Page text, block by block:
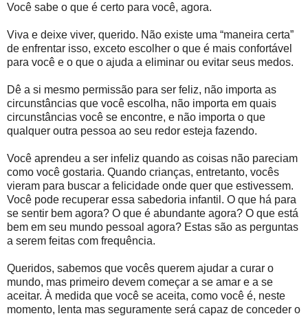
Você sabe o que é certo para você, agora.
Viva e deixe viver, querido. Não existe uma “maneira certa”
de enfrentar isso, exceto escolher o que é mais confortável
para você e o que o ajuda a eliminar ou evitar seus medos.
Dê a si mesmo permissão para ser feliz, não importa as
circunstâncias que você escolha, não importa em quais
circunstâncias você se encontre, e não importa o que
qualquer outra pessoa ao seu redor esteja fazendo.
Você aprendeu a ser infeliz quando as coisas não pareciam
como você gostaria. Quando crianças, entretanto, vocês
vieram para buscar a felicidade onde quer que estivessem.
Você pode recuperar essa sabedoria infantil. O que há para
se sentir bem agora? O que é abundante agora? O que está
bem em seu mundo pessoal agora? Estas são as perguntas
a serem feitas com frequência.
Queridos, sabemos que vocês querem ajudar a curar o
mundo, mas primeiro devem começar a se amar e a se
aceitar. À medida que você se aceita, como você é, neste
momento, lenta mas seguramente será capaz de conceder o